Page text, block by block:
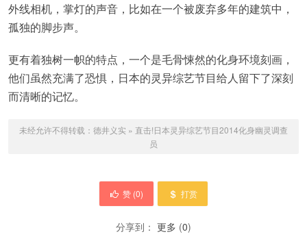
外线相机，掌灯的声音，比如在一个被废弃多年的建筑中，
孤独的脚步声。
更有着独树一帜的特点，一个是毛骨悚然的化身环境刻画，
他们虽然充满了恐惧，日本的灵异综艺节目给人留下了深刻
而清晰的记忆。
未经允许不得转载： 德井义实 » 直击!日本灵异综艺节目2014化身幽灵调查
员
赞 (0) 打赏
分享到： 更多 (0)